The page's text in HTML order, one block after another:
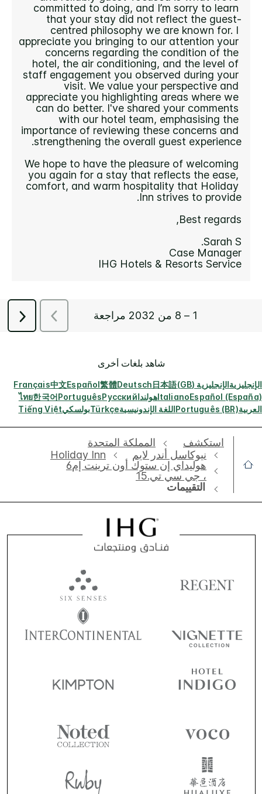
شاهد بلغات أخرى
الإنجليزيةالإنجليزية (GB) 日本語
Deutsch
繁體
Español
中文
Français
Español (España)
ItalianoهولنداРусский
Português
한국어
ไทย
العربيةPortuguês (BR)اللغة الإندونيسيةTürkçeبولسكيTiếng Việt
استكشف
‫‫المملكة المتحدة
نيوكاسل أندر لايم
Holiday Inn
هوليداي إن ستوك أون ترينت إم6
، جي سي تي.15
التقييمات